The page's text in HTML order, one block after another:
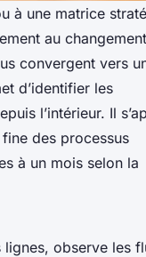
à une matrice
au
convergent vers
d’identifier les
l’intérieur. Il
des processus
à un mois selon la
lignes, observe les